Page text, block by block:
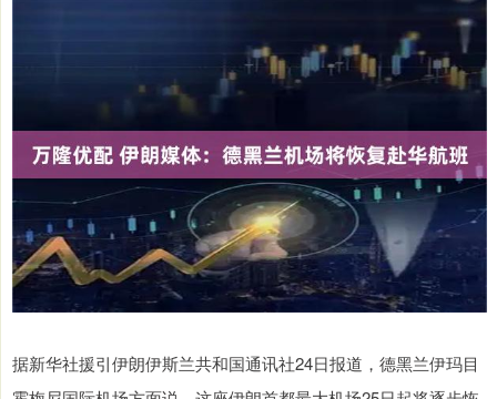
据新华社援引伊朗伊斯兰共和国通讯社24日报道，德黑兰伊玛目